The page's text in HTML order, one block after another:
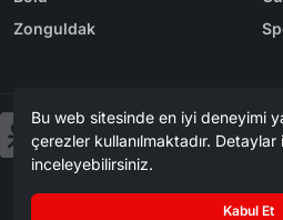
Zonguldak
Tasarım & Yazılım
KeremER
Bu web sitesinde en iyi deneyimi
çerezler kullanılmaktadır. Detaylar
inceleyebilirsiniz.
Kabul Et